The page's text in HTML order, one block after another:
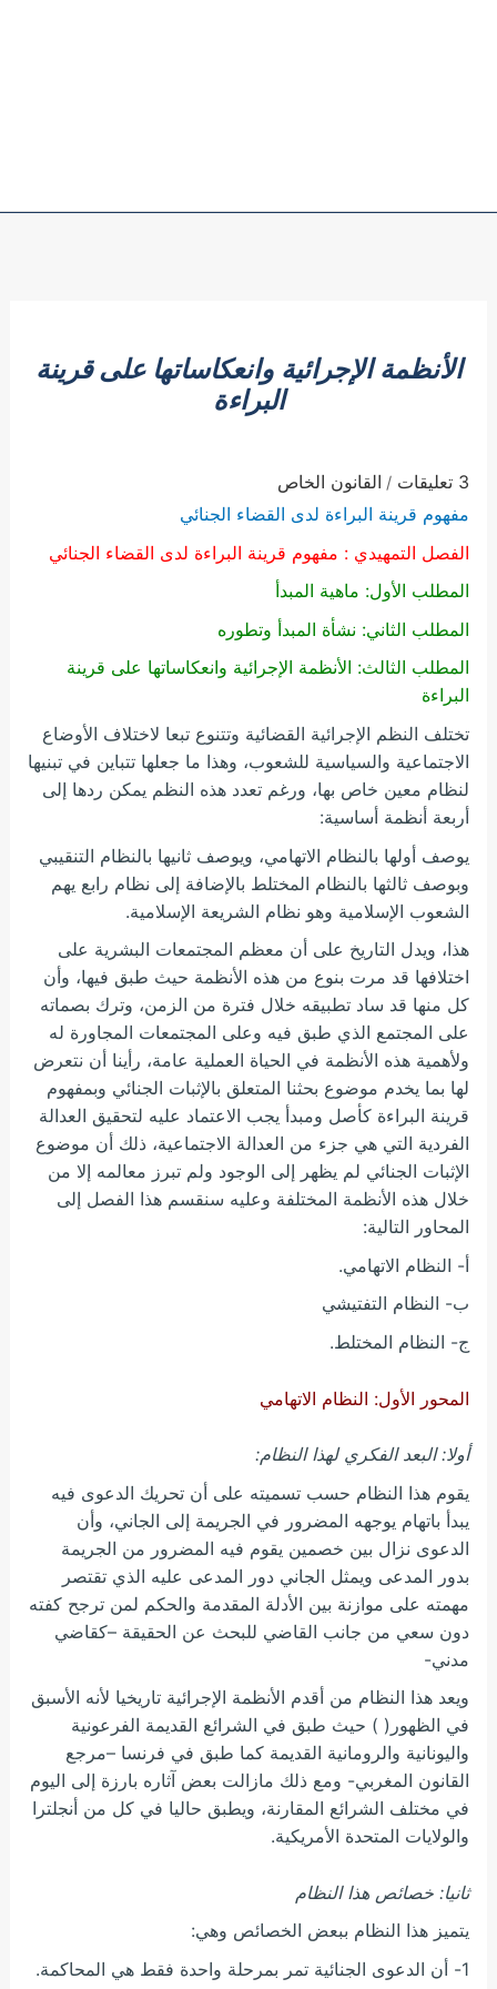
الأنظمة الإجرائية وانعكاساتها على قرينة
البراءة
3 تعليقات / القانون الخاص
مفهوم قرينة البراءة لدى القضاء الجنائي
الفصل التمهيدي : مفهوم قرينة البراءة لدى القضاء الجنائي
المطلب الأول: ماهية المبدأ
المطلب الثاني: نشأة المبدأ وتطوره
المطلب الثالث: الأنظمة الإجرائية وانعكاساتها على قرينة
البراءة
تختلف النظم الإجرائية القضائية وتتنوع تبعا لاختلاف الأوضاع
الاجتماعية والسياسية للشعوب، وهذا ما جعلها تتباين في تبنيها
لنظام معين خاص بها، ورغم تعدد هذه النظم يمكن ردها إلى
أربعة أنظمة أساسية:
يوصف أولها بالنظام الاتهامي، ويوصف ثانيها بالنظام التنقيبي
وبوصف ثالثها بالنظام المختلط بالإضافة إلى نظام رابع يهم
الشعوب الإسلامية وهو نظام الشريعة الإسلامية.
هذا، ويدل التاريخ على أن معظم المجتمعات البشرية على
اختلافها قد مرت بنوع من هذه الأنظمة حيث طبق فيها، وأن
كل منها قد ساد تطبيقه خلال فترة من الزمن، وترك بصماته
على المجتمع الذي طبق فيه وعلى المجتمعات المجاورة له
ولأهمية هذه الأنظمة في الحياة العملية عامة، رأينا أن نتعرض
لها بما يخدم موضوع بحثنا المتعلق بالإثبات الجنائي وبمفهوم
قرينة البراءة كأصل ومبدأ يجب الاعتماد عليه لتحقيق العدالة
الفردية التي هي جزء من العدالة الاجتماعية، ذلك أن موضوع
الإثبات الجنائي لم يظهر إلى الوجود ولم تبرز معالمه إلا من
خلال هذه الأنظمة المختلفة وعليه سنقسم هذا الفصل إلى
المحاور التالية:
أ- النظام الاتهامي.
ب- النظام التفتيشي
ج- النظام المختلط.
المحور الأول: النظام الاتهامي
أولا: البعد الفكري لهذا النظام:
يقوم هذا النظام حسب تسميته على أن تحريك الدعوى فيه
يبدأ باتهام يوجهه المضرور في الجريمة إلى الجاني، وأن
الدعوى نزال بين خصمين يقوم فيه المضرور من الجريمة
بدور المدعى ويمثل الجاني دور المدعى عليه الذي تقتصر
مهمته على موازنة بين الأدلة المقدمة والحكم لمن ترجح كفته
دون سعي من جانب القاضي للبحث عن الحقيقة –كقاضي
مدني-
ويعد هذا النظام من أقدم الأنظمة الإجرائية تاريخيا لأنه الأسبق
في الظهور( ) حيث طبق في الشرائع القديمة الفرعونية
واليونانية والرومانية القديمة كما طبق في فرنسا –مرجع
القانون المغربي- ومع ذلك مازالت بعض آثاره بارزة إلى اليوم
في مختلف الشرائع المقارنة، ويطبق حاليا في كل من أنجلترا
والولايات المتحدة الأمريكية.
ثانيا: خصائص هذا النظام
يتميز هذا النظام ببعض الخصائص وهي:
1- أن الدعوى الجنائية تمر بمرحلة واحدة فقط هي المحاكمة.